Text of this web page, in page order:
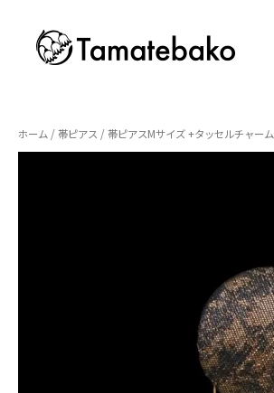
ホーム /帯ピアス / 帯ピアスMサイズ +タッセルチャーム